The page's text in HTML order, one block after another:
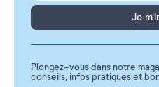
Je
Plongez-vous dans notre
conseils, infos pratiques et